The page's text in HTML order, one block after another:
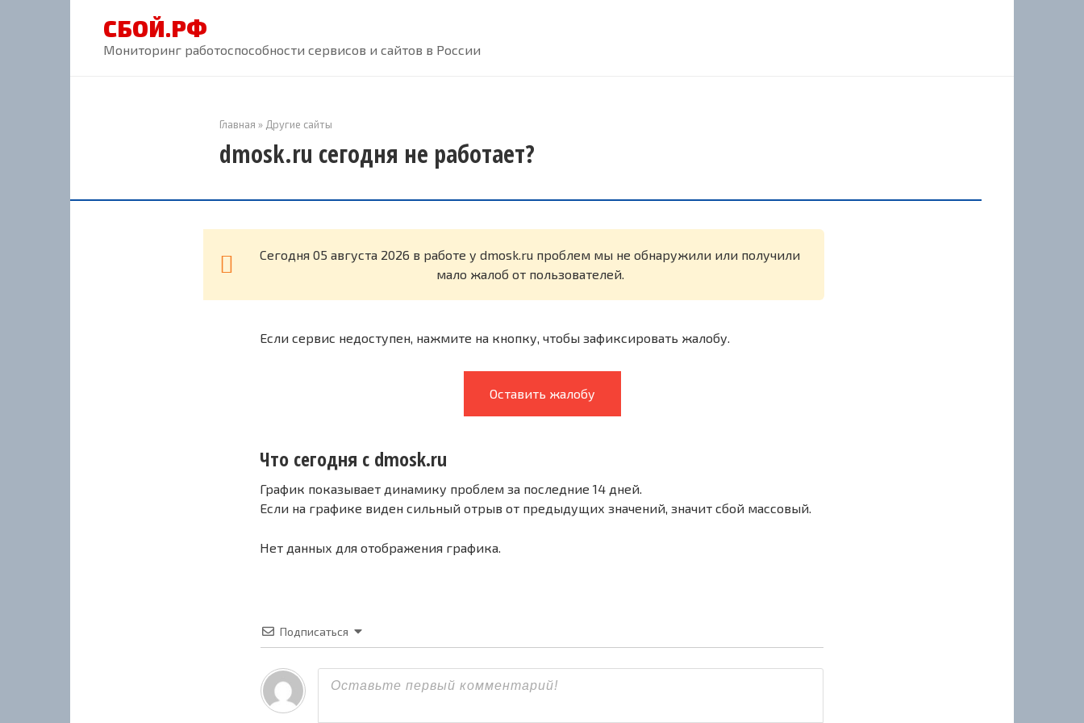
СБОЙ.РФ
Мониторинг работоспособности сервисов и сайтов в России
Главная » Другие сайты
dmosk.ru сегодня не работает?
Cегодня 05 августа 2026 в работе у dmosk.ru проблем мы не обнаружили или получили
мало жалоб от пользователей.
Если сервис недоступен, нажмите на кнопку, чтобы зафиксировать жалобу.
Оставить жалобу
Что сегодня с dmosk.ru
График показывает динамику проблем за последние 14 дней.
Если на графике виден сильный отрыв от предыдущих значений, значит сбой массовый.
Нет данных для отображения графика.
Подписаться